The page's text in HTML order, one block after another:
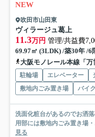
NEW
吹田市山田東
ヴィラージュ葛上
11.3万円 管理/共益費
69.97㎡ (3LDK) /築30年 /6
大阪モノレール本線「
駐輪場 エレベーター
敷地内ごみ置き場
バイ
洗面化粧台があるのでお洒
用部には敷地内ごみ置き場
見る